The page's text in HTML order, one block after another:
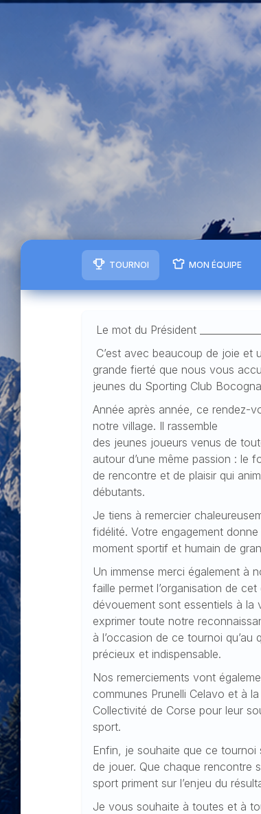
TOURNOI MON ÉQUIPE
Le mot du Président
C’est avec beaucoup de joie et
grande fierté que nous vous
jeunes du Sporting Club
Année après année, ce rendez-
notre village. Il rassemble
des jeunes joueurs venus de
autour d’une même passion : le
de rencontre et de plaisir qui
débutants.
Je tiens à remercier
fidélité. Votre engagement
moment sportif et humain de
Un immense merci également à
faille permet l’organisation de
dévouement sont essentiels à la
exprimer toute notre
à l’occasion de ce tournoi
précieux et indispensable.
Nos remerciements vont
communes Prunelli Celavo et à la
Collectivité de Corse pour leur
sport.
Enfin, je souhaite que ce
de jouer. Que chaque rencontre
sport priment sur l’enjeu du
Je vous souhaite à toutes et à